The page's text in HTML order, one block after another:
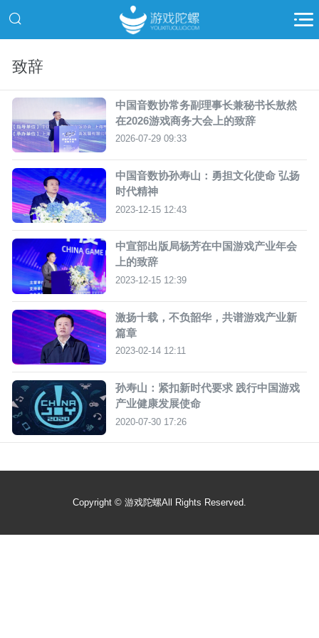
致辞
中国音数协常务副理事长兼秘书长敖然
在2026游戏商务大会上的致辞
2026-07-29 09:33
中国音数协孙寿山：勇担文化使命 弘扬
时代精神
2023-12-15 12:43
中宣部出版局杨芳在中国游戏产业年会
上的致辞
2023-12-15 12:39
激扬十载，不负韶华，共谱游戏产业新
篇章
2023-02-14 12:11
孙寿山：紧扣新时代要求 践行中国游戏
产业健康发展使命
2020-07-30 17:26
Copyright © 游戏陀螺All Rights Reserved.